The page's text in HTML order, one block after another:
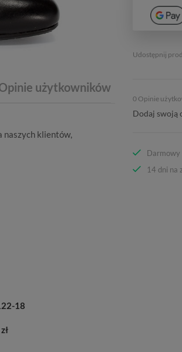
użytkowników
naszych klientów,
18
Udostępnij
0 Opinie
Dodaj swoją
Darmowy
14 dni na